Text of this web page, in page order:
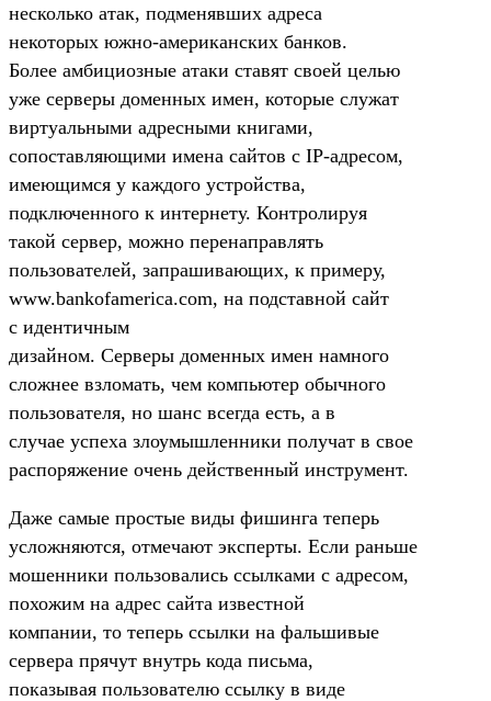
несколько атак, подменявших адреса
некоторых южно-американских банков.
Более амбициозные атаки ставят своей целью
уже серверы доменных имен, которые служат
виртуальными адресными книгами,
сопоставляющими имена сайтов с IP-адресом,
имеющимся у каждого устройства,
подключенного к интернету. Контролируя
такой сервер, можно перенаправлять
пользователей, запрашивающих, к примеру,
www.bankofamerica.com, на подставной сайт
с идентичным
дизайном. Серверы доменных имен намного
сложнее взломать, чем компьютер обычного
пользователя, но шанс всегда есть, а в
случае успеха злоумышленники получат в свое
распоряжение очень действенный инструмент.
Даже самые простые виды фишинга теперь
усложняются, отмечают эксперты. Если раньше
мошенники пользовались ссылками с адресом,
похожим на адрес сайта известной
компании, то теперь ссылки на фальшивые
сервера прячут внутрь кода письма,
показывая пользователю ссылку в виде